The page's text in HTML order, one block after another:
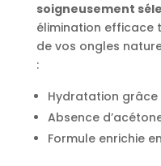
soigneusement
élimination efficace
de vos ongles
:
Hydratation grâce
Absence
Formule enrichie